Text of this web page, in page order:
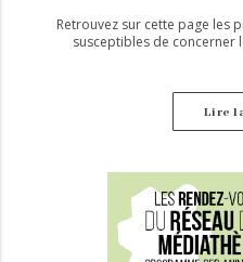
Retrouvez sur cette page les
susceptibles de concerner
Lire